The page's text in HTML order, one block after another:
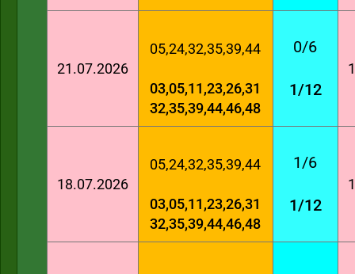
21.07.2026
05,24,32,35,39,44
03,05,11,23,26,31
32,35,39,44,46,48
0/6
1/12
18.07.2026
05,24,32,35,39,44
03,05,11,23,26,31
32,35,39,44,46,48
1/6
1/12